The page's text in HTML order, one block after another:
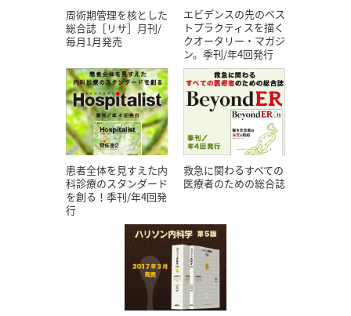
周術期管理を核とした
総合誌［リサ］月刊/
毎月1月発売
エビデンスの先のベス
トプラクティスを描く
クオータリー・マガジ
ン。季刊/年4回発行
患者全体を見すえた内
科診療のスタンダード
を創る！季刊/年4回発
行
救急に関わるすべての
医療者のための総合誌